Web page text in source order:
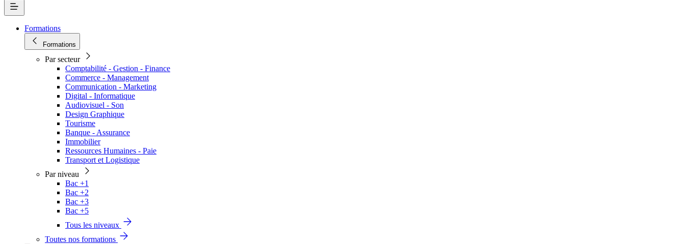
Formations
Formations
Par secteur
Comptabilité - Gestion - Finance
Commerce - Management
Communication - Marketing
Digital - Informatique
Audiovisuel - Son
Design Graphique
Tourisme
Banque - Assurance
Immobilier
Ressources Humaines - Paie
Transport et Logistique
Par niveau
Bac +1
Bac +2
Bac +3
Bac +5
Tous les niveaux
Toutes nos formations